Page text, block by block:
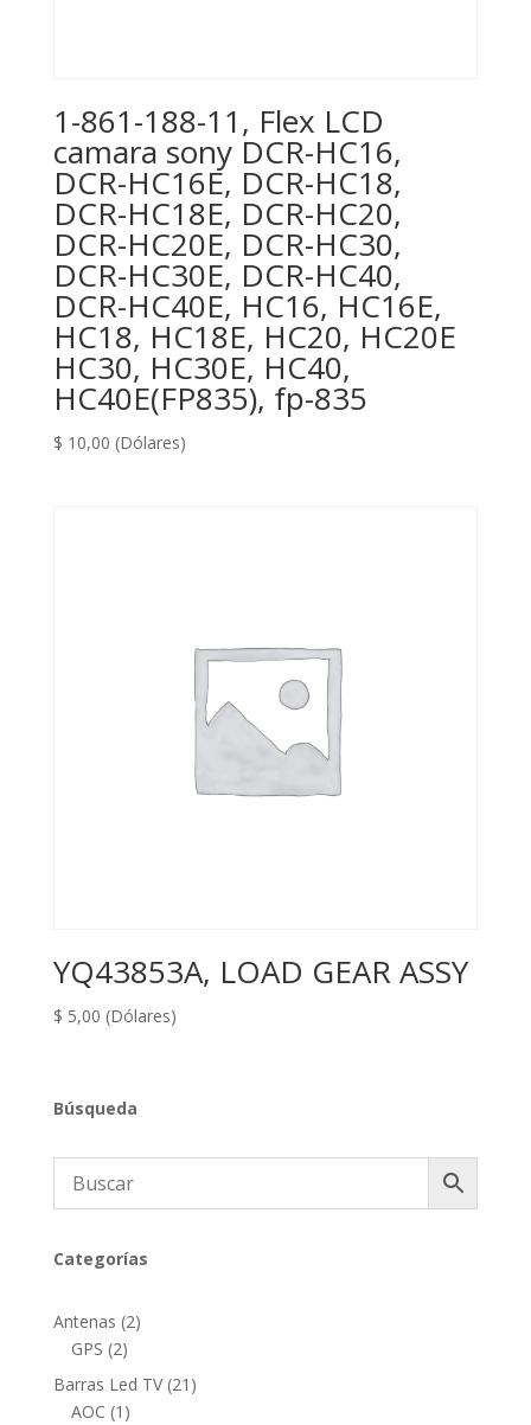
1-861-188-11, Flex LCD
camara sony DCR-HC16,
DCR-HC16E, DCR-HC18,
DCR-HC18E, DCR-HC20,
DCR-HC20E, DCR-HC30,
DCR-HC30E, DCR-HC40,
DCR-HC40E, HC16, HC16E,
HC18, HC18E, HC20, HC20E
HC30, HC30E, HC40,
HC40E(FP835), fp-835
$ 10,00 (Dólares)
YQ43853A, LOAD GEAR ASSY
$ 5,00 (Dólares)
Búsqueda
Categorías
Antenas 22
GPS 22
productos
Barras Led TV 21 21
AOC 1 1